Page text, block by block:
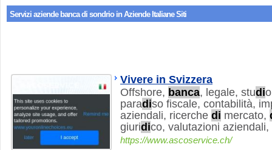
Servizi aziende banca di sondrioin Aziende Italiane Siti
Vivere in Svizzera
Offshore, banca, legale, studi
paradiso fiscale, contabilità,
aziendali, ricerche di mercato,
giuridico, valutazioni aziendali,
https://www.ascoservice.ch/